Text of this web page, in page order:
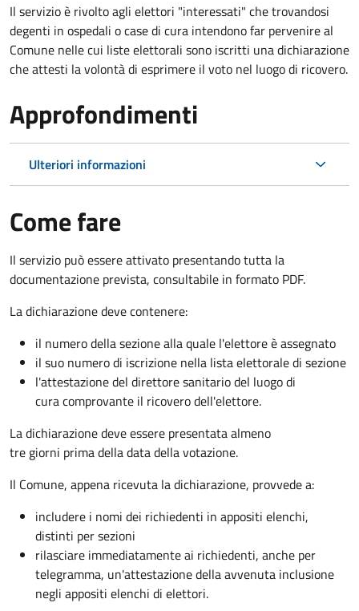
Il servizio è rivolto agli elettori "interessati" che trovandosi
degenti in ospedali o case di cura intendono far pervenire al
Comune nelle cui liste elettorali sono iscritti una dichiarazione
che attesti la volontà di esprimere il voto nel luogo di ricovero.
Approfondimenti
Ulteriori informazioni
Come fare
Il servizio può essere attivato presentando tutta la
documentazione prevista, consultabile in formato PDF.
La dichiarazione deve contenere:
il numero della sezione alla quale l'elettore è assegnato
il suo numero di iscrizione nella lista elettorale di sezione
l'attestazione del direttore sanitario del luogo di
cura comprovante il ricovero dell'elettore.
La dichiarazione deve essere presentata almeno
tre giorni prima della data della votazione.
Il Comune, appena ricevuta la dichiarazione, provvede a:
includere i nomi dei richiedenti in appositi elenchi,
distinti per sezioni
rilasciare immediatamente ai richiedenti, anche per
telegramma, un'attestazione della avvenuta inclusione
negli appositi elenchi di elettori.